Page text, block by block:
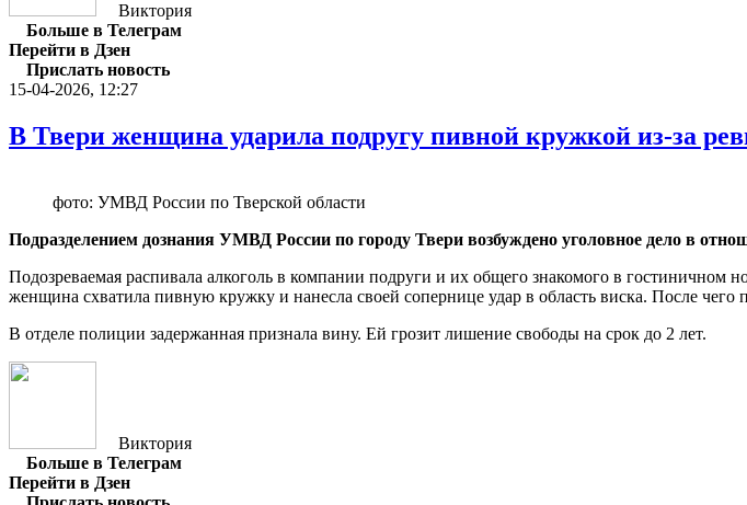
Виктория
Больше в Телеграм
Перейти в Дзен
Прислать новость
15-04-2026, 12:27
В Твери женщина ударила подругу пивной кружкой из-за
фото: УМВД России по Тверской области
Подразделением дознания УМВД России по городу Твери возбуждено уголовное дело в
Подозреваемая распивала алкоголь в компании подруги и их общего знакомого в
женщина схватила пивную кружку и нанесла своей сопернице удар в область виска. После чего
В отделе полиции задержанная признала вину. Ей грозит лишение свободы на срок до 2 лет.
Виктория
Больше в Телеграм
Перейти в Дзен